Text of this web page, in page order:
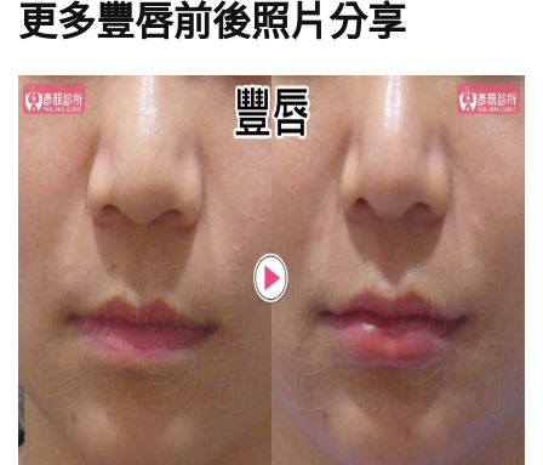
更多豐唇前後照片分享